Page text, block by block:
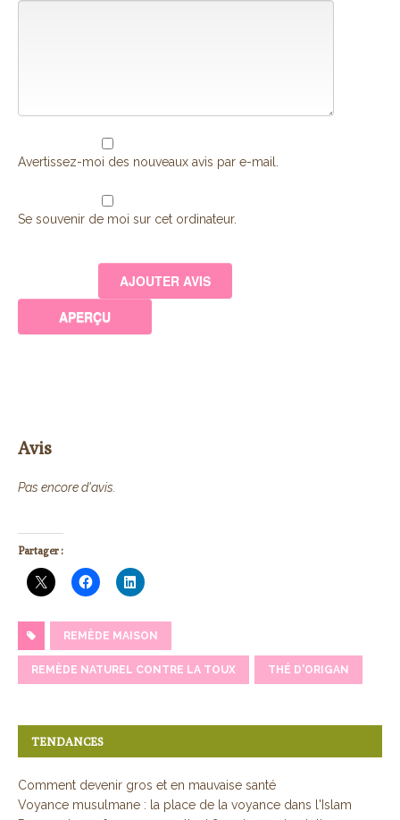
Avertissez-moi des nouveaux avis par e-mail.
Se souvenir de moi sur cet ordinateur.
Avis
Pas encore d'avis.
Partager :
REMÈDE MAISON
REMÈDE NATUREL CONTRE LA TOUX THÉ D'ORIGAN
TENDANCES
Comment devenir gros et en mauvaise santé
Voyance musulmane : la place de la voyance dans l'Islam